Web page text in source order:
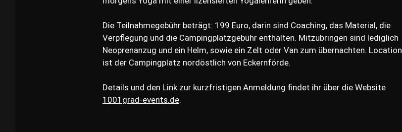
Die Teilnahmegebühr beträgt: 199 Euro, darin sind Coaching, das Material, die
Verpflegung und die Campingplatzgebühr enthalten. Mitzubringen sind lediglich
Neoprenanzug und ein Helm, sowie ein Zelt oder Van zum übernachten. Location
ist der Campingplatz nordöstlich von Eckernförde.
Details und den Link zur kurzfristigen Anmeldung findet ihr über die Website
1001grad-events.de.